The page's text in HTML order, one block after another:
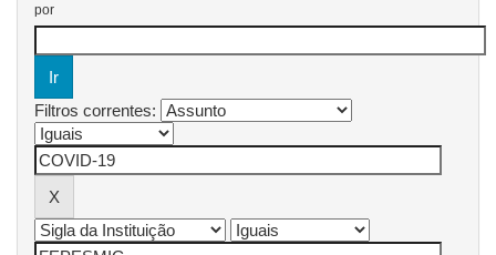
por
Filtros correntes: